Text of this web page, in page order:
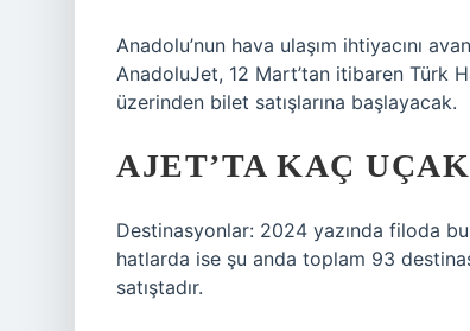
Anadolu’nun hava ulaşım ihtiyacını
AnadoluJet, 12 Mart’tan itibaren Türk
üzerinden bilet satışlarına başlayacak.
AJET’TA KAÇ
Destinasyonlar: 2024 yazında filoda
hatlarda ise şu anda toplam 93
satıştadır.